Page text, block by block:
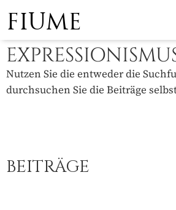
FIUME
Nutzen Sie die entweder die
durchsuchen Sie die Beiträge
BEITRÄGE